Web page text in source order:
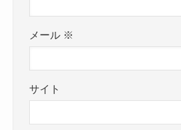
メール ※
サイト